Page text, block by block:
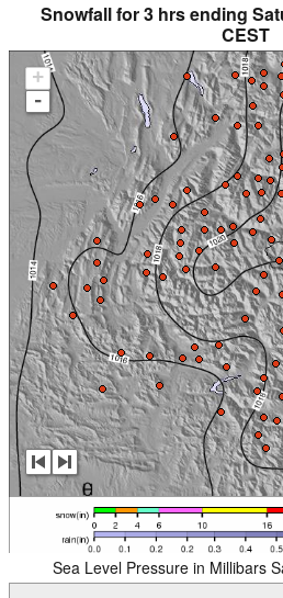
Snowfall for 3 hrs ending
CEST
+
-
Sea Level Pressure in Millibars